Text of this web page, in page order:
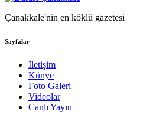
Çanakkale'nin en köklü gazetesi
Sayfalar
İletişim
Künye
Foto Galeri
Videolar
Canlı Yayın